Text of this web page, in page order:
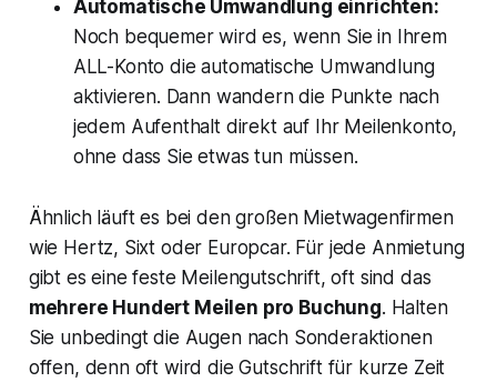
Automatische Umwandlung einrichten:
Noch bequemer wird es, wenn Sie in Ihrem
ALL-Konto die automatische Umwandlung
aktivieren. Dann wandern die Punkte nach
jedem Aufenthalt direkt auf Ihr Meilenkonto,
ohne dass Sie etwas tun müssen.
Ähnlich läuft es bei den großen Mietwagenfirmen
wie Hertz, Sixt oder Europcar. Für jede Anmietung
gibt es eine feste Meilengutschrift, oft sind das
mehrere Hundert Meilen pro Buchung. Halten
Sie unbedingt die Augen nach Sonderaktionen
offen, denn oft wird die Gutschrift für kurze Zeit